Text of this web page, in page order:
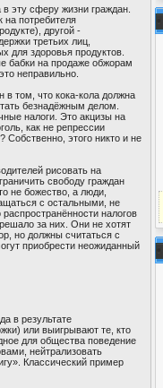
эту сферу жизни граждан.
потребителя
другой -
третьих лиц,
для здоровья продуктов.
бабки на продаже обжорам
неправильно.
в том, что кока-кола должна
безнадёжным делом.
налоги. Это акцизы на
как не репрессии
этого никто и не
рисовать на
свободу граждан
не божество, а люди,
с остальными, не
налогов
за них. Они не хотят
но должны считаться с
приобрести неожиданный
в результате
или выигрывают те, кто
для общества поведение
нейтрализовать
Классический пример